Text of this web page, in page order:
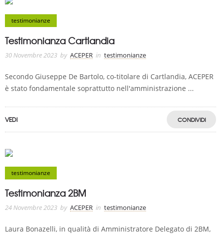
testimonianze
Testimonianza Cartlandia
30 Novembre 2023 by ACEPER in testimonianze
Secondo Giuseppe De Bartolo, co-titolare di Cartlandia, ACEPER
è stato fondamentale soprattutto nell'amministrazione ...
VEDI CONDIVIDI
testimonianze
Testimonianza 2BM
24 Novembre 2023 by ACEPER in testimonianze
Laura Bonazelli, in qualità di Amministratore Delegato di 2BM,